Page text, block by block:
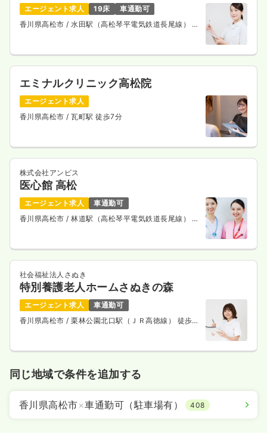
エージェント求人 19床
車通勤可
香川県高松市/ 水田駅（高松琴平電気鉄道長尾線） 車
エミナルクリニック高松院
エージェント求人
香川県高松市/ 瓦町駅 徒歩7分
株式会社アンビス
医心館 高松
エージェント求人
車通勤可
香川県高松市/ 林道駅（高松琴平電気鉄道長尾線） 徒
社会福祉法人さぬき
特別養護老人ホームさぬきの森
エージェント求人
車通勤可
香川県高松市/ 栗林公園北口駅（ＪＲ高徳線） 徒歩3
同じ地域で条件を追加する
香川県高松市×車通勤可（駐車場有） 408